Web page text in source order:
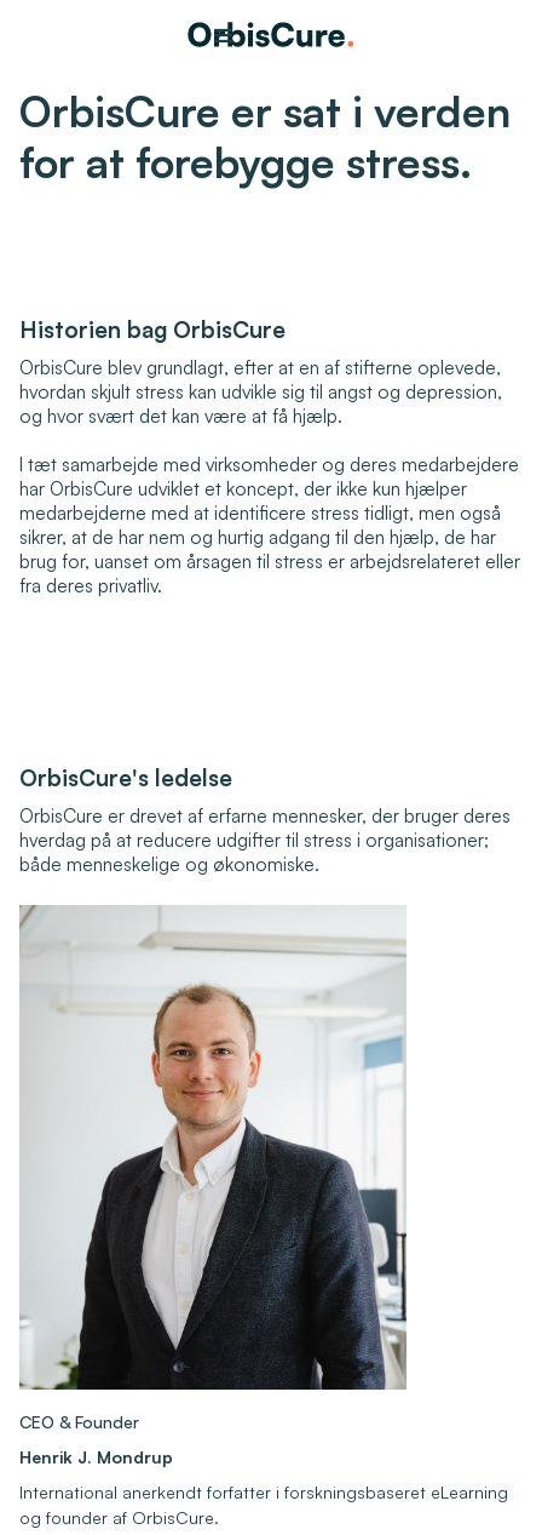
OrbisCure er sat i verden
for at forebygge stress.
Historien bag OrbisCure
OrbisCure blev grundlagt, efter at en af stifterne oplevede,
hvordan skjult stress kan udvikle sig til angst og depression,
og hvor svært det kan være at få hjælp.
I tæt samarbejde med virksomheder og deres medarbejdere
har OrbisCure udviklet et koncept, der ikke kun hjælper
medarbejderne med at identificere stress tidligt, men også
sikrer, at de har nem og hurtig adgang til den hjælp, de har
brug for, uanset om årsagen til stress er arbejdsrelateret eller
fra deres privatliv.
OrbisCure's ledelse
OrbisCure er drevet af erfarne mennesker, der bruger deres
hverdag på at reducere udgifter til stress i organisationer;
både menneskelige og økonomiske.
CEO & Founder
Henrik J. Mondrup
International anerkendt forfatter i forskningsbaseret eLearning
og founder af OrbisCure.